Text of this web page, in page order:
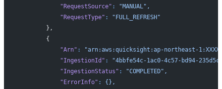
            "RequestSource"
:
"MANUAL",
            "RequestType"
:
"FULL_REFRESH"
        },
        {
            "Arn"
:
"arn:aws:quicksight:ap-northeast-
            "IngestionId"
:
"4bbfe54c-1ac0-4c57-bd94-
            "IngestionStatus"
:
"COMPLETED",
            "ErrorInfo"
:
{},